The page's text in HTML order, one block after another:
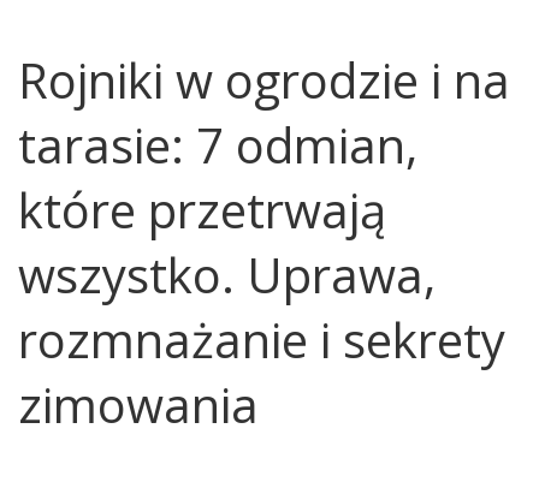
Rojniki w ogrodzie i na
tarasie: 7 odmian,
które przetrwają
wszystko. Uprawa,
rozmnażanie i sekrety
zimowania